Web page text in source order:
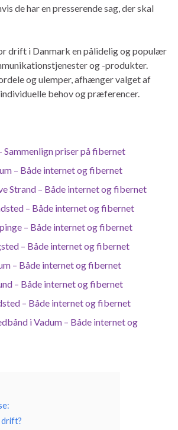
de har en presserende sag, der skal
drift i Danmark en pålidelig og populær
og -produkter.
og ulemper, afhænger valget af
behov og præferencer.
priser på fibernet
– Både internet og fibernet
Strand – Både internet og fibernet
– Både internet og fibernet
– Både internet og fibernet
– Både internet og fibernet
– Både internet og fibernet
– Både internet og fibernet
– Både internet og fibernet
i Vadum – Både internet og
drift?